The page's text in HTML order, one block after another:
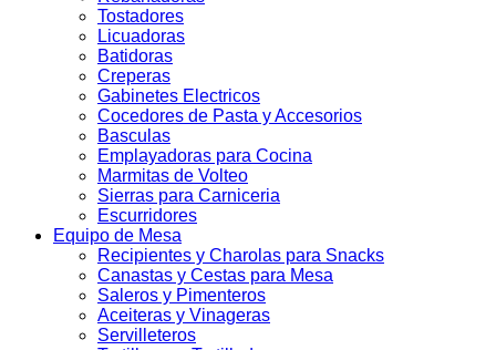
Tostadores
Licuadoras
Batidoras
Creperas
Gabinetes Electricos
Cocedores de Pasta y Accesorios
Basculas
Emplayadoras para Cocina
Marmitas de Volteo
Sierras para Carniceria
Escurridores
Equipo de Mesa
Recipientes y Charolas para Snacks
Canastas y Cestas para Mesa
Saleros y Pimenteros
Aceiteras y Vinageras
Servilleteros